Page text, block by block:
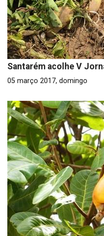
Santarém acolhe V
05 março 2017, domingo